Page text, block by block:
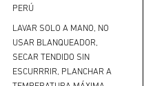
PERÚ
LAVAR SOLO A MANO, NO
USAR BLANQUEADOR,
SECAR TENDIDO SIN
ESCURRRIR, PLANCHAR A